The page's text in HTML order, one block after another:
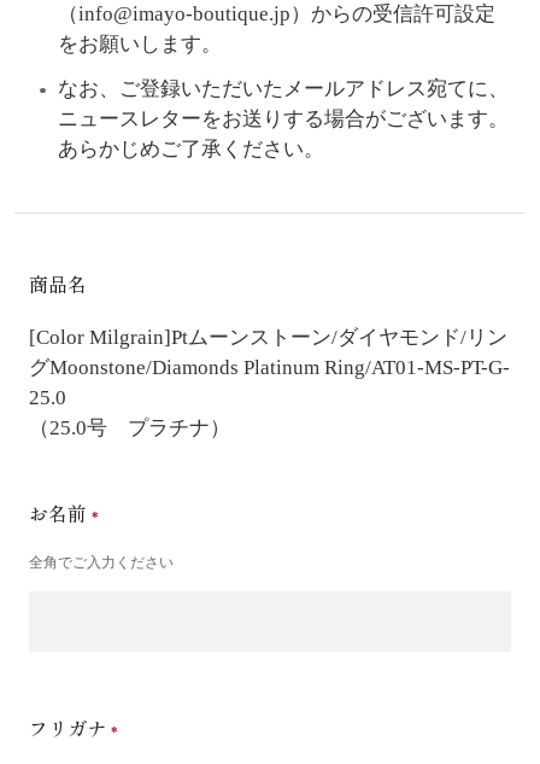
（info@imayo-boutique.jp）からの受信許可設定
をお願いします。
なお、ご登録いただいたメールアドレス宛てに、
ニュースレターをお送りする場合がございます。
あらかじめご了承ください。
商品名
[Color Milgrain]Ptムーンストーン/ダイヤモンド/リン
グMoonstone/Diamonds Platinum Ring/AT01-MS-PT-G-
25.0
（25.0号 プラチナ）
お名前
全角でご入力ください
フリガナ